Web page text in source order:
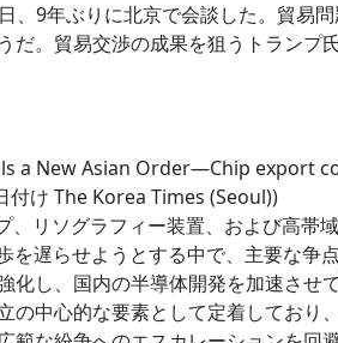
9年ぶりに北京で会談した。貿易問
。貿易交渉の成果を狙うトランプ
a New Asian Order―Chip export
け The Korea Times (Seoul))
リソグラフィー装置、および高帯
遅らせようとする中で、主要な争
化し、国内の半導体開発を加速させ
の中心的な要素として定着しており